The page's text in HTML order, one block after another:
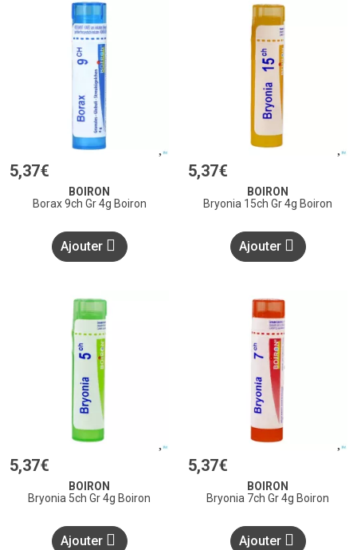
5,37€
BOIRON
Borax 9ch Gr 4g Boiron
Ajouter
5,37€
BOIRON
Bryonia 15ch Gr 4g Boiron
Ajouter
5,37€
BOIRON
Bryonia 5ch Gr 4g Boiron
Ajouter
5,37€
BOIRON
Bryonia 7ch Gr 4g Boiron
Ajouter